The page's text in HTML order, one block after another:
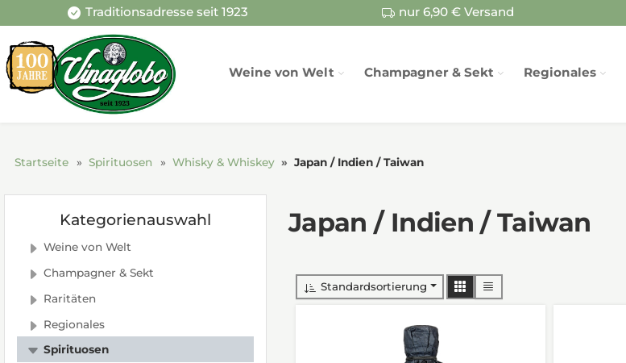
Traditionsadresse seit 1923 nur 6,90 € Versand
Weine von Welt Champagner & Sekt Regionales
Startseite Spirituosen Whisky & Whiskey Japan / Indien / Taiwan
Japan / Indien / Taiwan
Standardsortierung
Kategorienauswahl
Weine von Welt
Champagner & Sekt
Raritäten
Regionales
Spirituosen